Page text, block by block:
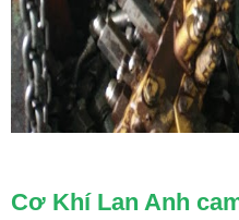
Cơ Khí Lan Anh